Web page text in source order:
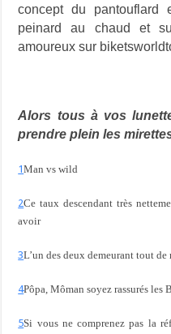
concept du pantouflard
peinard au chaud et
amoureux sur
Alors tous à vos
prendre plein les
1Man vs wild
2Ce taux descendant très
avoir
3L’un des deux demeurant tout de
4Pôpa, Môman soyez rassurés les
5Si vous ne comprenez pas la